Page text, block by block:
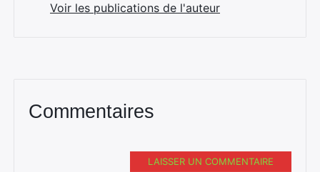
Voir les publications de l'auteur
Commentaires
LAISSER UN COMMENTAIRE